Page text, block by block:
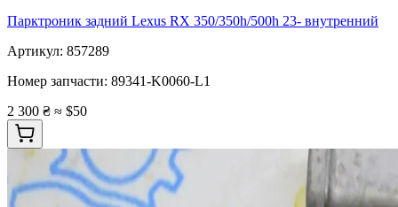
Парктроник задний Lexus RX 350/350h/500h 23- внутренний
Артикул: 857289
Номер запчасти: 89341-K0060-L1
2 300 ₴ ≈ $50